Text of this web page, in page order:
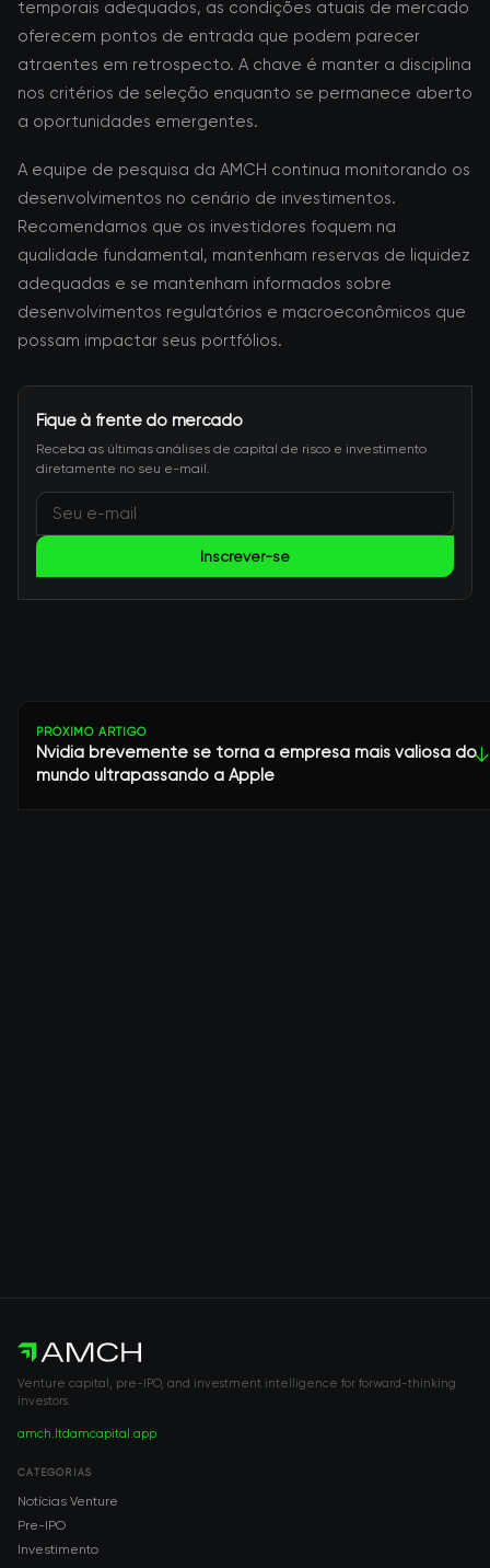
temporais adequados, as condições atuais de mercado
oferecem pontos de entrada que podem parecer
atraentes em retrospecto. A chave é manter a disciplina
nos critérios de seleção enquanto se permanece aberto
a oportunidades emergentes.
A equipe de pesquisa da AMCH continua monitorando os
desenvolvimentos no cenário de investimentos.
Recomendamos que os investidores foquem na
qualidade fundamental, mantenham reservas de liquidez
adequadas e se mantenham informados sobre
desenvolvimentos regulatórios e macroeconômicos que
possam impactar seus portfólios.
Fique à frente do mercado
Receba as últimas análises de capital de risco e investimento
diretamente no seu e-mail.
Inscrever-se
PRÓXIMO ARTIGO
Nvidia brevemente se torna a empresa mais valiosa do
mundo ultrapassando a Apple
↓
Venture capital, pre-IPO, and investment intelligence for forward-thinking
investors.
amch.ltdamcapital.app
CATEGORIAS
Notícias Venture
Pre-IPO
Investimento